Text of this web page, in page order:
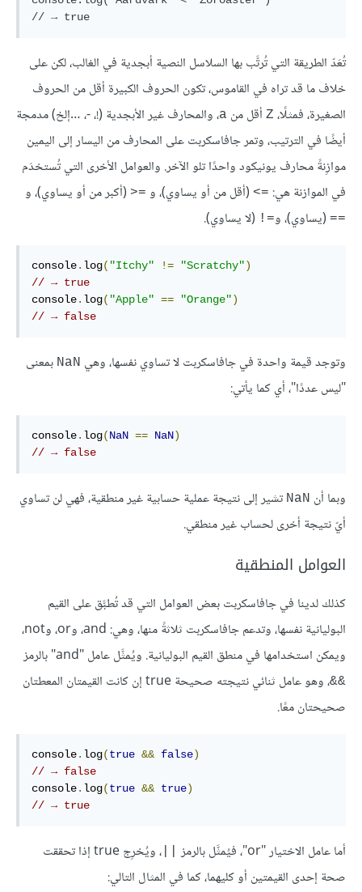
تُعَدّ الطريقة التي تُرتَّب بها السلاسل النصية أبجدية في الغالب، لكن على
خلاف ما قد تراه في القاموس، تكون الحروف الكبيرة أقل من الحروف
الصغيرة، فمثلًا، Z أقل من a، والمحارف غير الأبجدية (!، -، …إلخ) مدمجة
أيضًا في الترتيب، وتمر جافاسكربت على المحارف من اليسار إلى اليمين
موازِنةً محارف يونيكود واحدًا تلو الآخر. والعوامل الأخرى التي تُستخدَم
في الموازنة هي: ‎<=‎ (أقل من أو يساوي)، و =< (أكبر من أو يساوي)، و
== (يساوي)، و=! (لا يساوي).
console. log( "Itchy" != "Scratchy")
// → true
console. log( "Apple" == "Orange")
// → false
وتوجد قيمة واحدة في جافاسكربت لا تساوي نفسها، وهي NaN بمعنى
"ليس عددًا"، أي كما يأتي:
console. log(NaN == NaN)
// → false
وبما أن NaN تشير إلى نتيجة عملية حسابية غير منطقية، فهي لن تساوي
أيّ نتيجة أخرى لحساب غير منطقي.
العوامل المنطقية
كذلك لدينا في جافاسكربت بعض العوامل التي قد تُطبَّق على القيم
البوليانية نفسها، وتدعم جافاسكربت ثلاثةً منها، وهي: and، وor، وnot،
ويمكن استخدامها في منطق القيم البوليانية. ويُمثَّل عامل "and" بالرمز
&&
، وهو عامل ثنائي نتيجته صحيحة true إن كانت القيمتان المعطتان
صحيحتان معًا.
console. log(true && false)
// → false
console. log(true && true)
// → true
أما عامل الاختيار "or"، فيُمثَّل بالرمز
، ويُخرِج true إذا تحققت
صحة إحدى القيمتين أو كليهما، كما في المثال التالي: